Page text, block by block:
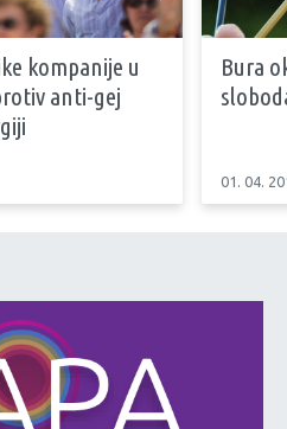
kompanije u
anti-gej
Bura
01. 04.